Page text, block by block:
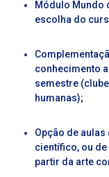
Módulo Mundo
escolha do
conhecimento
semestre
humanas);
Opção de
científico, ou
partir da arte